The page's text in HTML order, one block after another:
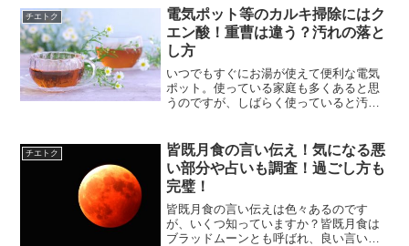
問を持っている方も多い...
チエトク
電気ポット等のカルキ掃除にはク
エン酸！重曹は違う？汚れの落と
し方
いつでもすぐにお湯が使えて便利な電気
ポット。使っている家庭も多くあると思
うのですが、しばらく使っていると汚れ
固まりが！それがどんどん大きくなっ
て…一生懸命洗っても拭いて...
チエトク
皆既月食の言い伝え！気になる悪
い部分や占いも調査！過ごし方も
完璧！
皆既月食の言い伝えは色々あるのです
が、いくつ知っていますか？皆既月食は
ブラッドムーンとも呼ばれ、良い言い伝